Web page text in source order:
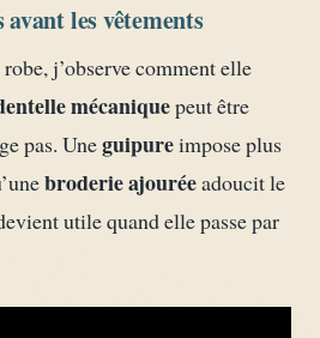
avant les vêtements
j’observe comment elle
mécaniquepeut être
pas. Uneguipureimpose plus
broderie ajouréeadoucit le
utile quand elle passe par